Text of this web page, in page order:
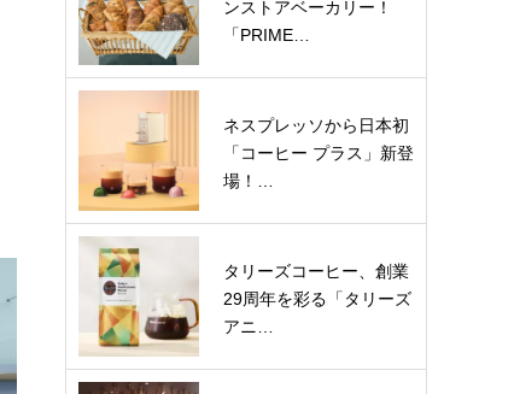
ンストアベーカリー！
「PRIME…
ネスプレッソから日本初
「コーヒー プラス」新登
場！…
タリーズコーヒー、創業
29周年を彩る「タリーズ
アニ…